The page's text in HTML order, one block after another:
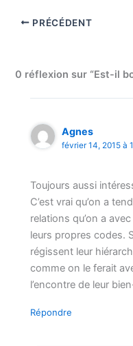
PRÉCÉDENT
0 réflexion sur “Est-il
Agnes
février 14, 2015 à
Toujours aussi
C’est vrai qu’on a
relations qu’on a
leurs propres codes.
régissent leur
comme on le ferait
l’encontre de leur
Répondre